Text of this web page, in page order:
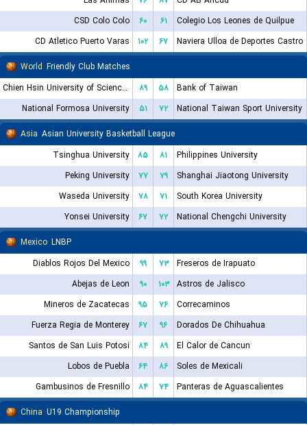
CSD Colo Colo
۶۰ ۶۱
Colegio Los Leones de Quilpue
CD Atletico Puerto Varas
۱۰۲ ۶۷
Naviera Ulloa de Deportes Castro
World Friendly Club Matches
Chien Hsin University of Science and Technology
۸۹ ۵۸
Bank of Taiwan
National Formosa University
۵۱ ۷۲
National Taiwan Sport University
Asia Asian University Basketball League
Tsinghua University
۸۵ ۸۱
Philippines University
Peking University
۷۷ ۷۹
Shanghai Jiaotong University
Waseda University
۷۸ ۷۱
South Korea University
Yonsei University
۶۷ ۷۲
National Chengchi University
Mexico LNBP
Diablos Rojos Del Mexico
۹۹ ۷۳
Freseros de Irapuato
Abejas de Leon
۹۰ ۱۰۳
Astros de Jalisco
Mineros de Zacatecas
۹۵ ۷۶
Correcaminos
Fuerza Regia de Monterey
۶۷ ۹۶
Dorados De Chihuahua
Santos de San Luis Potosi
۸۴ ۸۹
El Calor de Cancun
Lobos de Puebla
۶۴ ۸۶
Soles de Mexicali
Gambusinos de Fresnillo
۸۴ ۷۴
Panteras de Aguascalientes
China U19 Championship